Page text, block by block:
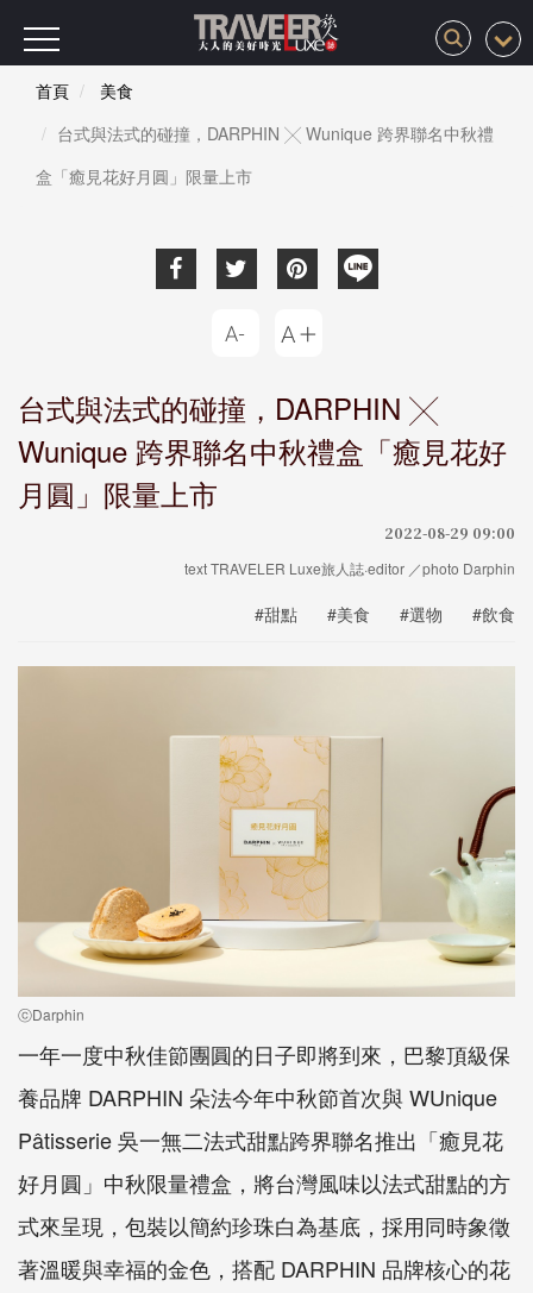
首頁
美食
台式與法式的碰撞，DARPHIN ╳ Wunique 跨界聯名中秋禮
盒「癒見花好月圓」限量上市
台式與法式的碰撞，DARPHIN ╳
Wunique 跨界聯名中秋禮盒「癒見花好
月圓」限量上市
2022-08-29 09:00
text TRAVELER Luxe旅人誌·editor ／photo Darphin
#甜點 #美食 #選物 #飲食
ⓒDarphin
一年一度中秋佳節團圓的日子即將到來，巴黎頂級保
養品牌 DARPHIN 朵法今年中秋節首次與 WUnique
Pâtisserie 吳一無二法式甜點跨界聯名推出「癒見花
好月圓」中秋限量禮盒，將台灣風味以法式甜點的方
式來呈現，包裝以簡約珍珠白為基底，採用同時象徵
著溫暖與幸福的金色，搭配 DARPHIN 品牌核心的花